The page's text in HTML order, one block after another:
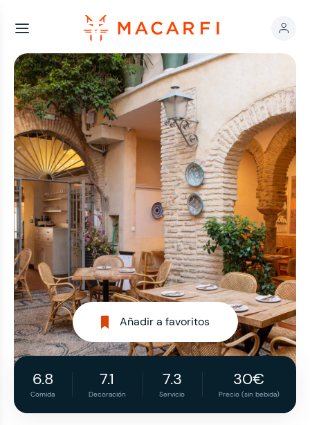
Añadir a favoritos
6.8
Comida
7.1
Decoración
7.3
Servicio
30€
Precio (sin bebida)